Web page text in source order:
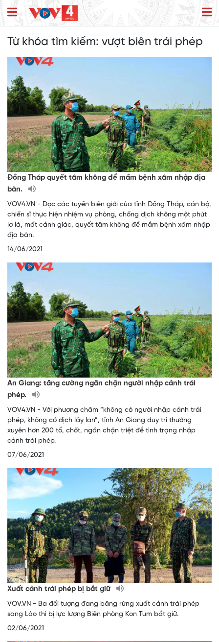
Từ khóa tìm kiếm: vượt biên trái phép
Đồng Tháp quyết tâm không để mầm bệnh xâm nhập địa
bàn.
VOV4.VN - Dọc các tuyến biên giới của tỉnh Đồng Tháp, cán bộ,
chiến sĩ thực hiện nhiệm vụ phòng, chống dịch không một phút
lơ là, mất cảnh giác, quyết tâm không để mầm bệnh xâm nhập
địa bàn.
14/06/2021
An Giang: tăng cường ngăn chặn người nhập cảnh trái
phép.
VOV4.VN - Với phương châm “không có người nhập cảnh trái
phép, không có dịch lây lan”, tỉnh An Giang duy trì thường
xuyên hơn 200 tổ, chốt, ngăn chặn triệt để tình trạng nhập
cảnh trái phép.
07/06/2021
Xuất cảnh trái phép bị bắt giữ
VOV.VN - Ba đối tượng đang băng rừng xuất cảnh trái phép
sang Lào thì bị lực lượng Biên phòng Kon Tum bắt giữ.
02/06/2021